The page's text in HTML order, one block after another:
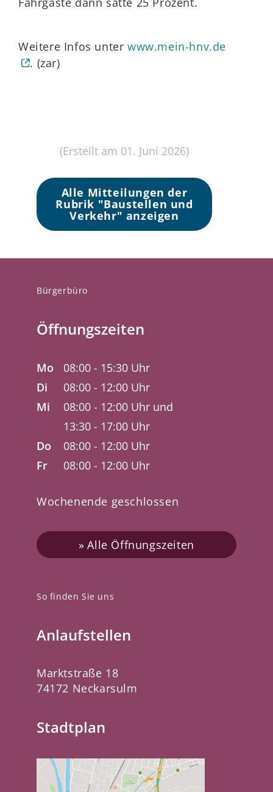
Weitere Infos unterwww.mein-hnv.de
. (zar)
(Erstellt am 01. Juni 2026)
Alle Mitteilungen der
Rubrik "Baustellen und
Verkehr" anzeigen
So finden Sie uns
Anlaufstellen
Marktstraße 18
74172 Neckarsulm
Stadtplan
Bürgerbüro
Öffnungszeiten
Mo
08:00 - 15:30 Uhr
Di
08:00 - 12:00 Uhr
Mi
08:00 - 12:00 Uhr und
13:30 - 17:00 Uhr
Do
08:00 - 12:00 Uhr
Fr
08:00 - 12:00 Uhr
Wochenende geschlossen
Alle Öffnungszeiten